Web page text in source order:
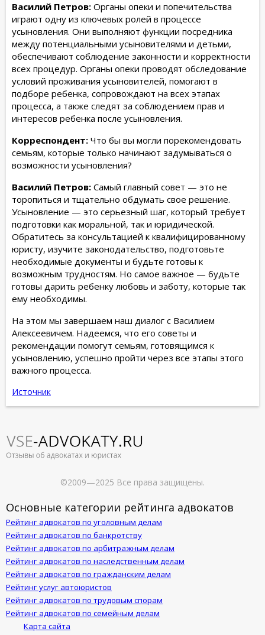
Василий Петров: Органы опеки и попечительства
играют одну из ключевых ролей в процессе
усыновления. Они выполняют функции посредника
между потенциальными усыновителями и детьми,
обеспечивают соблюдение законности и корректности
всех процедур. Органы опеки проводят обследование
условий проживания усыновителей, помогают в
подборе ребенка, сопровождают на всех этапах
процесса, а также следят за соблюдением прав и
интересов ребенка после усыновления.
Корреспондент: Что бы вы могли порекомендовать
семьям, которые только начинают задумываться о
возможности усыновления?
Василий Петров: Самый главный совет — это не
торопиться и тщательно обдумать свое решение.
Усыновление — это серьезный шаг, который требует
подготовки как моральной, так и юридической.
Обратитесь за консультацией к квалифицированному
юристу, изучите законодательство, подготовьте
необходимые документы и будьте готовы к
возможным трудностям. Но самое важное — будьте
готовы дарить ребенку любовь и заботу, которые так
ему необходимы.
На этом мы завершаем наш диалог с Василием
Алексеевичем. Надеемся, что его советы и
рекомендации помогут семьям, готовящимся к
усыновлению, успешно пройти через все этапы этого
важного процесса.
Источник
©2009—2025 Все права защищены.
Основные категории рейтинга адвокатов
Рейтинг адвокатов по уголовным делам
Рейтинг адвокатов по банкротству
Рейтинг адвокатов по арбитражным делам
Рейтинг адвокатов по наследственным делам
Рейтинг адвокатов по гражданским делам
Рейтинг услуг автоюристов
Рейтинг адвокатов по трудовым спорам
Рейтинг адвокатов по семейным делам
Карта сайта